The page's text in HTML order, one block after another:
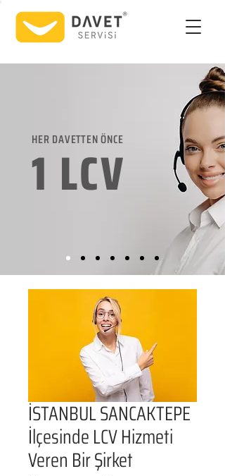
HER DAVETTEN ÖNCE
1 LCV
İSTANBUL SANCAKTEPE
İlçesinde LCV Hizmeti
Veren Bir Şirket